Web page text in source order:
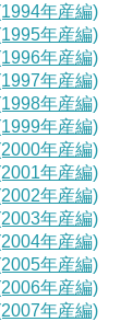
年産編)
年産編)
年産編)
年産編)
年産編)
年産編)
年産編)
年産編)
年産編)
年産編)
年産編)
年産編)
年産編)
年産編)